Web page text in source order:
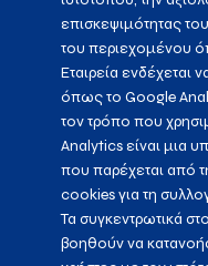
επισκεψιμότητας
του περιεχομένου
Εταιρεία ενδέχεται
όπως το Google
τον τρόπο που
Analytics είναι μια
που παρέχεται από
cookies για τη
Τα συγκεντρωτικά
βοηθούν να